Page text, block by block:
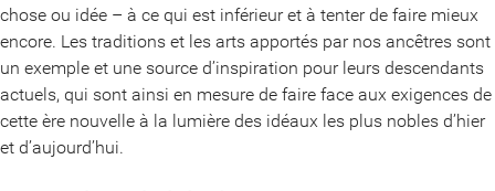
chose ou idée – à ce qui est inférieur et à tenter de faire mieux
encore. Les traditions et les arts apportés par nos ancêtres sont
un exemple et une source d’inspiration pour leurs descendants
actuels, qui sont ainsi en mesure de faire face aux exigences de
cette ère nouvelle à la lumière des idéaux les plus nobles d’hier
et d’aujourd’hui.